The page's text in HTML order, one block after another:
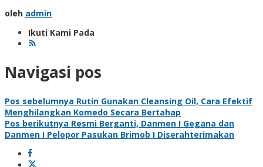
oleh admin
Ikuti Kami Pada
Navigasi pos
Pos sebelumnya Rutin Gunakan Cleansing Oil, Cara Efektif
Menghilangkan Komedo Secara Bertahap
Pos berikutnya Resmi Berganti, Danmen I Gegana dan
Danmen I Pelopor Pasukan Brimob I Diserahterimakan